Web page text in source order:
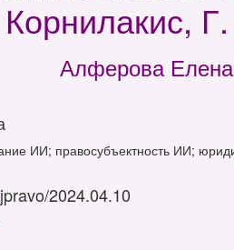
Корнилакис,
Алферова
ИИ; правосубъектность ИИ;
2024.04.10